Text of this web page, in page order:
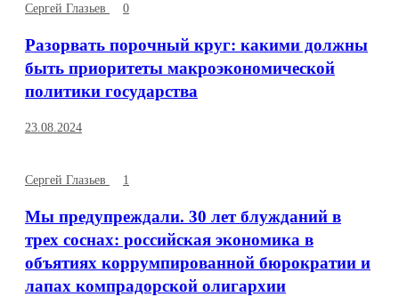
Сергей Глазьев 0
Разорвать порочный круг: какими должны
быть приоритеты макроэкономической
политики государства
23.08.2024
Сергей Глазьев 1
Мы предупреждали. 30 лет блужданий в
трех соснах: российская экономика в
объятиях коррумпированной бюрократии и
лапах компрадорской олигархии